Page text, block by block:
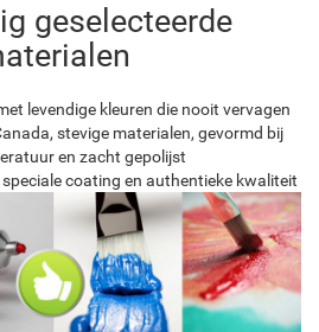
geselecteerde
levendige kleuren die nooit vervagen
stevige materialen, gevormd bij
en zacht gepolijst
coating en authentieke kwaliteit